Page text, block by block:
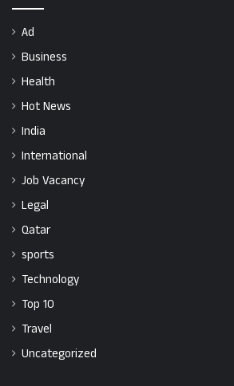
Ad
Business
Health
Hot News
India
International
Job Vacancy
Legal
Qatar
sports
Technology
Top 10
Travel
Uncategorized